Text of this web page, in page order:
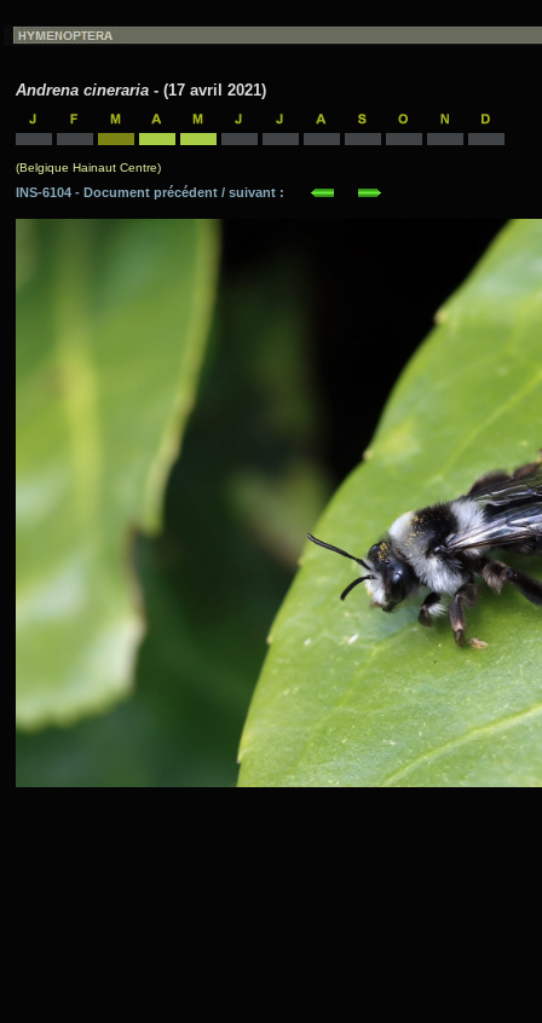
Andrena cineraria - (17 avril 2021)
(Belgique Hainaut Centre)
INS-6104 - Document précédent / suivant :